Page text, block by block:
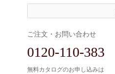
ご注文・お問い合わせ
0120-110-383
無料カタログのお申し込みは